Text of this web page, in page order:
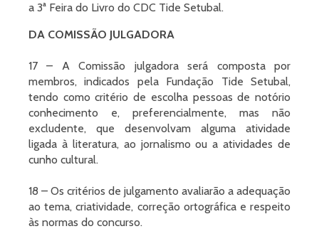
a 3ª Feira do Livro do CDC Tide Setubal.
DA COMISSÃO JULGADORA
17 – A Comissão julgadora será composta por
membros, indicados pela Fundação Tide Setubal,
tendo como critério de escolha pessoas de notório
conhecimento e, preferencialmente, mas não
excludente, que desenvolvam alguma atividade
ligada à literatura, ao jornalismo ou a atividades de
cunho cultural.
18 – Os critérios de julgamento avaliarão a adequação
ao tema, criatividade, correção ortográfica e respeito
às normas do concurso.